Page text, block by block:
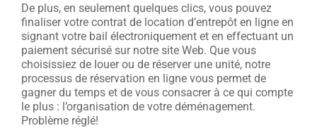
De plus, en seulement quelques clics, vous pouvez
finaliser votre contrat de location d’entrepôt en ligne en
signant votre bail électroniquement et en effectuant un
paiement sécurisé sur notre site Web. Que vous
choisissiez de louer ou de réserver une unité, notre
processus de réservation en ligne vous permet de
gagner du temps et de vous consacrer à ce qui compte
le plus : l’organisation de votre déménagement.
Problème réglé!